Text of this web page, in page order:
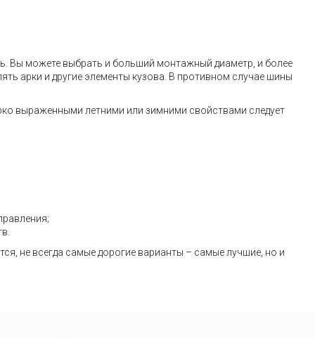
Вы можете выбрать и больший монтажный диаметр, и более
арки и другие элементы кузова. В противном случае шины
выраженными летними или зимними свойствами следует
не всегда самые дорогие варианты – самые лучшие, но и